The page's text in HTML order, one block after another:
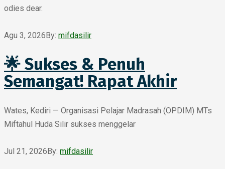
odies dear.
Agu 3, 2026By: mifdasilir
🌟 Sukses & Penuh
Semangat! Rapat Akhir
Wates, Kediri — Organisasi Pelajar Madrasah (OPDIM) MTs
Miftahul Huda Silir sukses menggelar
Jul 21, 2026By: mifdasilir